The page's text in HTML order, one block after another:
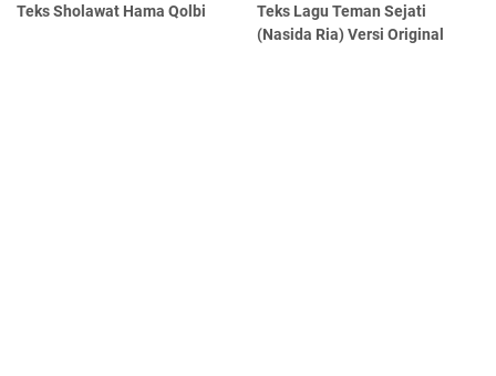
Teks Sholawat Hama Qolbi
Teks Lagu Teman Sejati
(Nasida Ria) Versi Original